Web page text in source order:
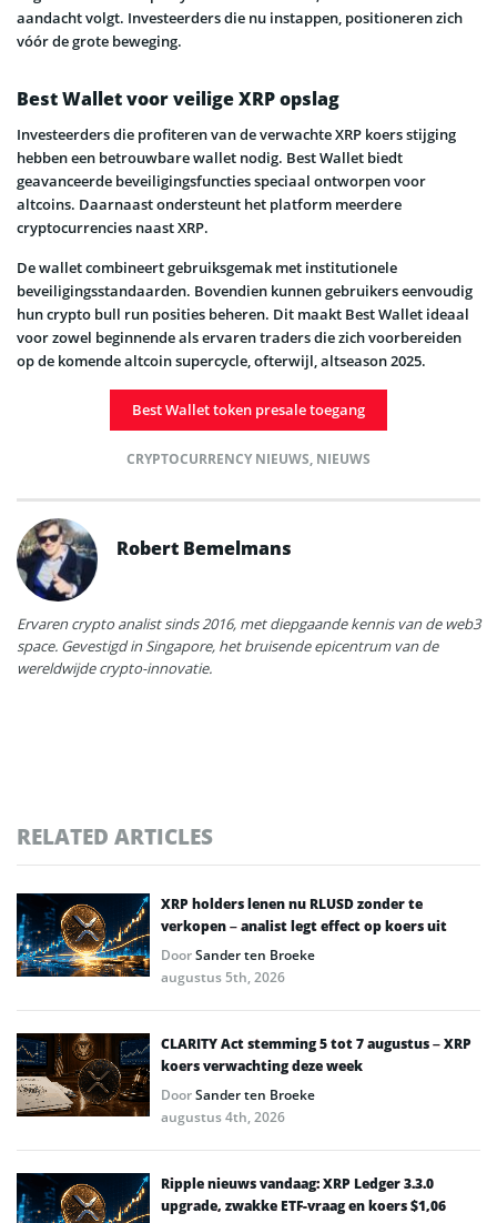
aandacht volgt. Investeerders die nu instappen, positioneren zich
vóór de grote beweging.
Best Wallet voor veilige XRP opslag
Investeerders die profiteren van de verwachte XRP koers stijging
hebben een betrouwbare wallet nodig. Best Wallet biedt
geavanceerde beveiligingsfuncties speciaal ontworpen voor
altcoins. Daarnaast ondersteunt het platform meerdere
cryptocurrencies naast XRP.
De wallet combineert gebruiksgemak met institutionele
beveiligingsstandaarden. Bovendien kunnen gebruikers eenvoudig
hun crypto bull run posities beheren. Dit maakt Best Wallet ideaal
voor zowel beginnende als ervaren traders die zich voorbereiden
op de komende altcoin supercycle, ofterwijl, altseason 2025.
Best Wallet token presale toegang
CRYPTOCURRENCY NIEUWS, NIEUWS
Robert Bemelmans
Ervaren crypto analist sinds 2016, met diepgaande kennis van de web3
space. Gevestigd in Singapore, het bruisende epicentrum van de
wereldwijde crypto-innovatie.
RELATED ARTICLES
XRP holders lenen nu RLUSD zonder te
verkopen – analist legt effect op koers uit
DoorSander ten Broeke
augustus 5th, 2026
CLARITY Act stemming 5 tot 7 augustus – XRP
koers verwachting deze week
DoorSander ten Broeke
augustus 4th, 2026
Ripple nieuws vandaag: XRP Ledger 3.3.0
upgrade, zwakke ETF-vraag en koers $1,06